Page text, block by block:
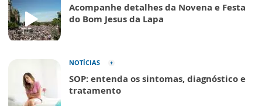
Acompanhe detalhes da Novena e Festa
do Bom Jesus da Lapa
NOTÍCIAS
SOP: entenda os sintomas, diagnóstico e
tratamento